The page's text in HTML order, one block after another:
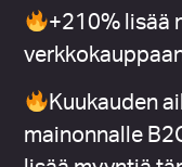
+210% lisää
Kuukauden
mainonnalle